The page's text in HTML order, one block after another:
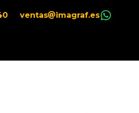
ventas imagraf.es